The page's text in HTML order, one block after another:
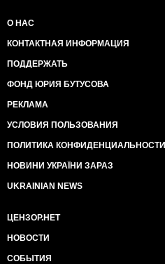
О НАС
КОНТАКТНАЯ ИНФОРМАЦИЯ
ПОДДЕРЖАТЬ
ФОНД ЮРИЯ БУТУСОВА
РЕКЛАМА
УСЛОВИЯ ПОЛЬЗОВАНИЯ
ПОЛИТИКА КОНФИДЕНЦИАЛЬНОСТИ
НОВИНИ УКРАЇНИ ЗАРАЗ
UKRAINIAN NEWS
ЦЕНЗОР.НЕТ
НОВОСТИ
СОБЫТИЯ